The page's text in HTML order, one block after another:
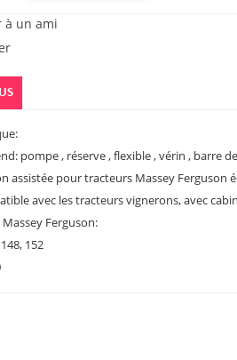
à un ami
pompe , réserve , flexible , vérin , barre
assistée pour tracteurs Massey Ferguson
avec les tracteurs vignerons, avec
Ferguson:
152